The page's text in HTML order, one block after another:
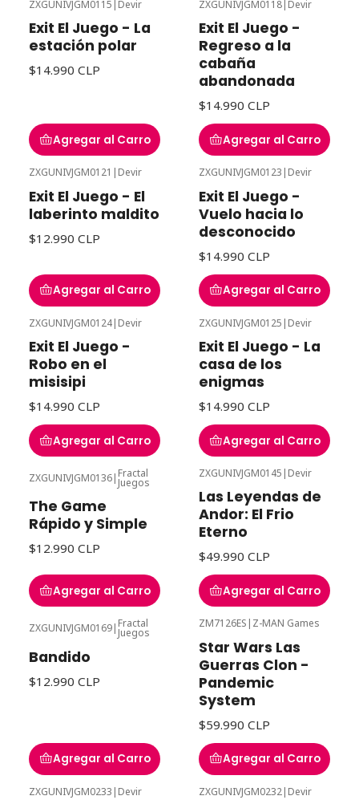
ZXGUNIVJGM0115 | Devir
Exit El Juego - La
estación polar
$14.990 CLP
Agregar al Carro
ZXGUNIVJGM0118| Devir
Exit El Juego -
Regreso a la
cabaña
abandonada
$14.990 CLP
Agregar al Carro
ZXGUNIVJGM0121 | Devir
Exit El Juego - El
laberinto maldito
$12.990 CLP
Agregar al Carro
ZXGUNIVJGM0123 | Devir
Exit El Juego -
Vuelo hacia lo
desconocido
$14.990 CLP
Agregar al Carro
ZXGUNIVJGM0124| Devir
Exit El Juego -
Robo en el
misisipi
$14.990 CLP
Agregar al Carro
ZXGUNIVJGM0125 | Devir
Exit El Juego - La
casa de los
enigmas
$14.990 CLP
Agregar al Carro
ZXGUNIVJGM0136| Fractal
Juegos
The Game
Rápido y Simple
$12.990 CLP
Agregar al Carro
ZXGUNIVJGM0145 | Devir
Las Leyendas de
Andor: El Frio
Eterno
$49.990 CLP
Agregar al Carro
ZXGUNIVJGM0169 Fractal
Juegos
Bandido
$12.990 CLP
Agregar al Carro
ZM7126ES Z-MAN Games
Star Wars Las
Guerras Clon -
Pandemic
System
$59.990 CLP
Agregar al Carro
ZXGUNIVJGM0233 | Devir ZXGUNIVJGM0232| Devir